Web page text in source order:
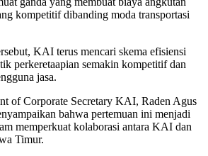
kompetitif dibanding moda transportasi
KAI terus mencari skema efisiensi
perkeretaapian semakin kompetitif dan
jasa.
of Corporate Secretary KAI, Raden Agus
bahwa pertemuan ini menjadi
memperkuat kolaborasi antara KAI dan
Timur.